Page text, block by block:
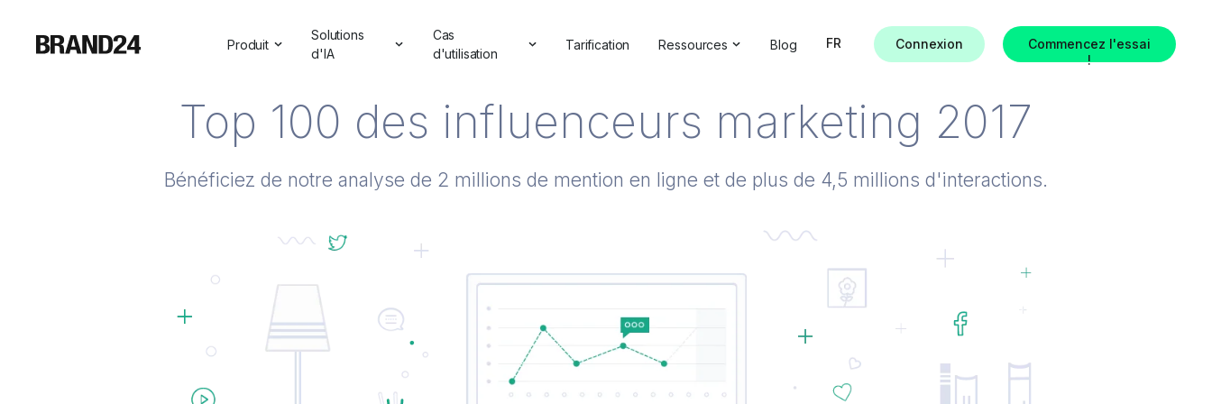
Produit
Pour les entreprises
Pour les spécialistes du marketing
Services professionnels
Solutions
d'IA
Aperçus sur l'IA
Assistant de marque
Cas
d'utilisation
Analyse concurrentielle
Étude de marché
Recherche de hashtag
Vérificateur de backlinks
Tarification Ressources
Études de cas
Vérificateur de marque
Blog FR Connexion
Commencez l'essai
!
Top 100 des influenceurs marketing 2017
Bénéficiez de notre analyse de 2 millions de mention en ligne et de plus de 4,5 millions d'interactions.